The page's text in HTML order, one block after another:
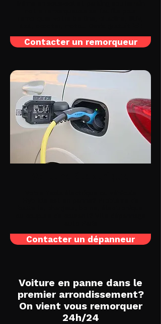
Contacter un remorqueur
Contacter un dépanneur
Voiture en panne dans le
premier arrondissement?
On vient vous remorquer
24h/24